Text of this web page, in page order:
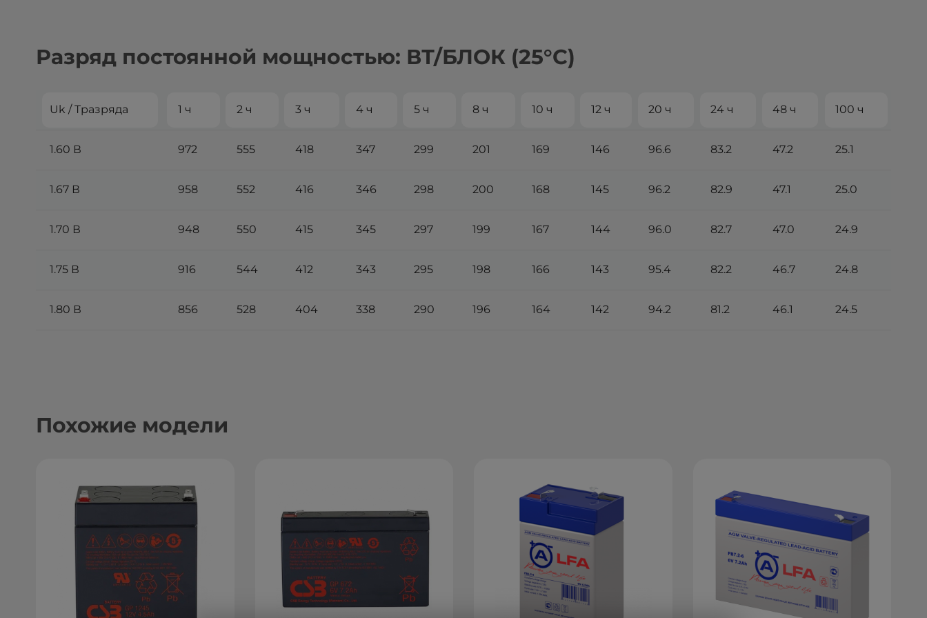
Разряд постоянной мощностью: ВТ/БЛОК (25°С)
Uk / Tразряда 1 ч 2 ч 3 ч 4 ч 5 ч 8 ч 10 ч 12 ч 20 ч 24 ч 48 ч 100 ч
1.60 В 972 555 418 347 299 201 169 146 96.6 83.2 47.2 25.1
1.67 В 958 552 416 346 298 200 168 145 96.2 82.9 47.1 25.0
1.70 В 948 550 415 345 297 199 167 144 96.0 82.7 47.0 24.9
1.75 В 916 544 412 343 295 198 166 143 95.4 82.2 46.7 24.8
1.80 В 856 528 404 338 290 196 164 142 94.2 81.2 46.1 24.5
Похожие модели